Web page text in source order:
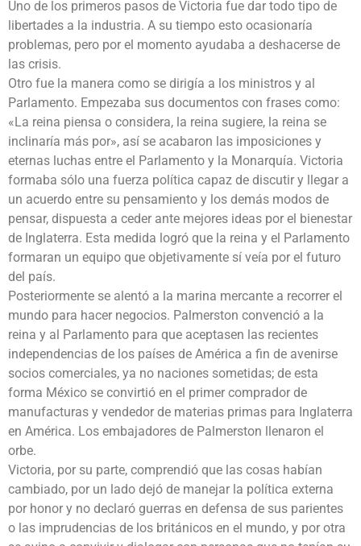
Uno de los primeros pasos de Victoria fue dar todo tipo de
libertades a la industria. A su tiempo esto ocasionaría
problemas, pero por el momento ayudaba a deshacerse de
las crisis.
Otro fue la manera como se dirigía a los ministros y al
Parlamento. Empezaba sus documentos con frases como:
«La reina piensa o considera, la reina sugiere, la reina se
inclinaría más por», así se acabaron las imposiciones y
eternas luchas entre el Parlamento y la Monarquía. Victoria
formaba sólo una fuerza política capaz de discutir y llegar a
un acuerdo entre su pensamiento y los demás modos de
pensar, dispuesta a ceder ante mejores ideas por el bienestar
de Inglaterra. Esta medida logró que la reina y el Parlamento
formaran un equipo que objetivamente sí veía por el futuro
del país.
Posteriormente se alentó a la marina mercante a recorrer el
mundo para hacer negocios. Palmerston convenció a la
reina y al Parlamento para que aceptasen las recientes
independencias de los países de América a fin de avenirse
socios comerciales, ya no naciones sometidas; de esta
forma México se convirtió en el primer comprador de
manufacturas y vendedor de materias primas para Inglaterra
en América. Los embajadores de Palmerston llenaron el
orbe.
Victoria, por su parte, comprendió que las cosas habían
cambiado, por un lado dejó de manejar la política externa
por honor y no declaró guerras en defensa de sus parientes
o las imprudencias de los británicos en el mundo, y por otra